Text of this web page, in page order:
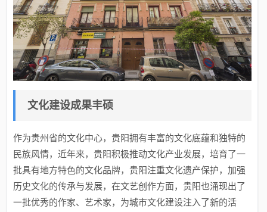
文化建设成果丰硕
作为贵州省的文化中心，贵阳拥有丰富的文化底蕴和独特的
民族风情，近年来，贵阳积极推动文化产业发展，培育了一
批具有地方特色的文化品牌，贵阳注重文化遗产保护，加强
历史文化的传承与发展，在文艺创作方面，贵阳也涌现出了
一批优秀的作家、艺术家，为城市文化建设注入了新的活